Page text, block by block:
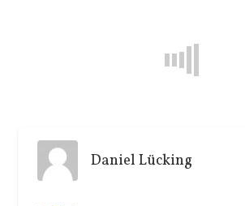
Daniel Lücking